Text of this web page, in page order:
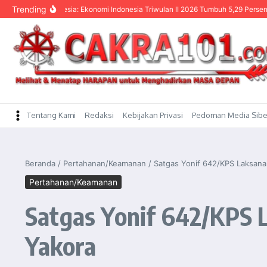
content
Trending
Indonesia: Ekonomi Indonesia Triwulan II 2026 Tumbuh 5,29 Persen
Tentang Kami Redaksi Kebijakan Privasi Pedoman Media
Beranda / Pertahanan/Keamanan / Satgas Yonif 642/KPS
Pertahanan/Keamanan
Satgas Yonif 642/KPS
Yakora